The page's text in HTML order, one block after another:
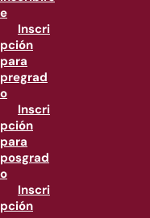
e
Inscri
pción
para
pregrad
o
Inscri
pción
para
posgrad
o
Inscri
pción